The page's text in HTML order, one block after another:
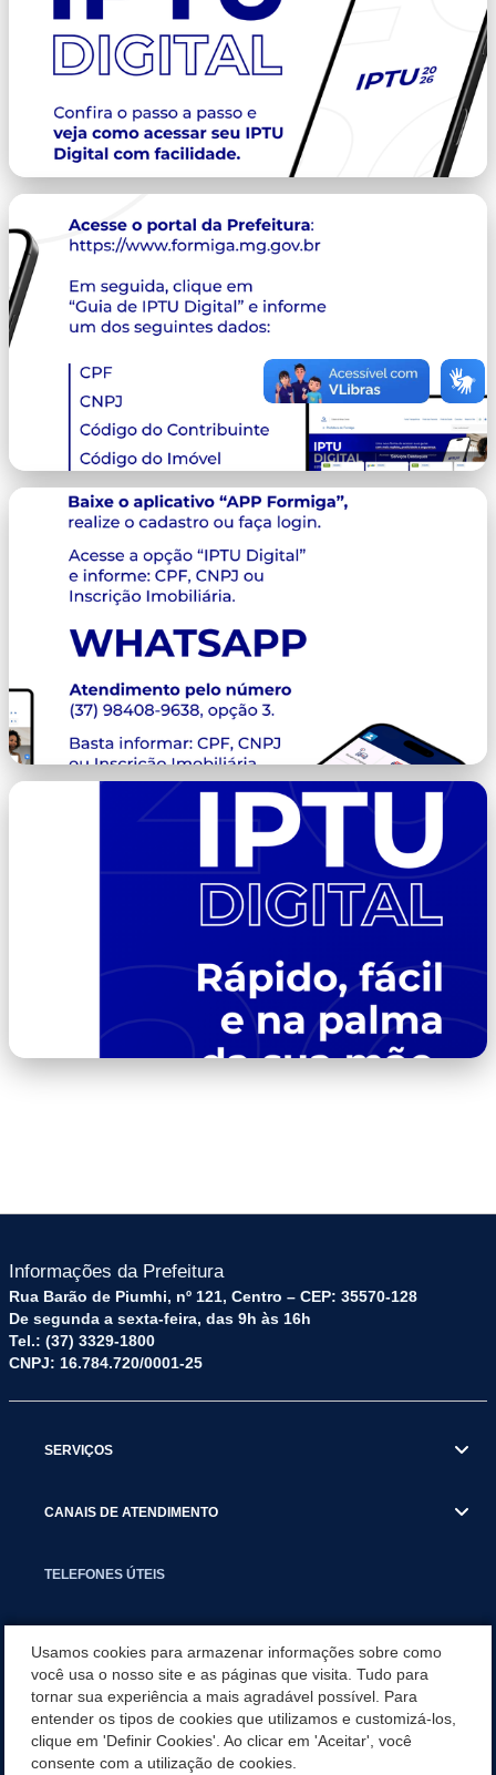
capa.png
imagem.png
Informações da Prefeitura
Rua Barão de Piumhi, nº 121, Centro – CEP: 35570-128
De segunda a sexta-feira, das 9h às 16h
Tel.: (37) 3329-1800
CNPJ: 16.784.720/0001-25
SERVIÇOS
CANAIS DE ATENDIMENTO
TELEFONES ÚTEIS
NOTÍCIAS
APLICATIVO
Usamos cookies para armazenar informações sobre como
você usa o nosso site e as páginas que visita. Tudo para
tornar sua experiência a mais agradável possível. Para
entender os tipos de cookies que utilizamos e customizá-los,
clique em 'Definir Cookies'. Ao clicar em 'Aceitar', você
consente com a utilização de cookies.